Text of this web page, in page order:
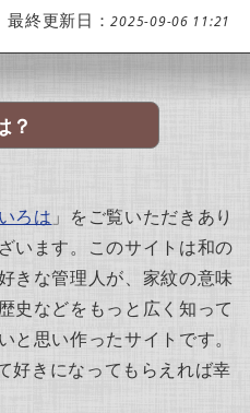
最終更新日：2025-09-06 11:21
？
ろは 」をご覧いただきあり
います。このサイトは和の
きな管理人が、家紋の意味
史などをもっと広く知って
と思い作ったサイトです。
好きになってもらえれば幸